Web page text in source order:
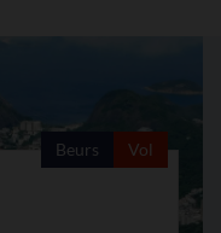
Beurs
Vol